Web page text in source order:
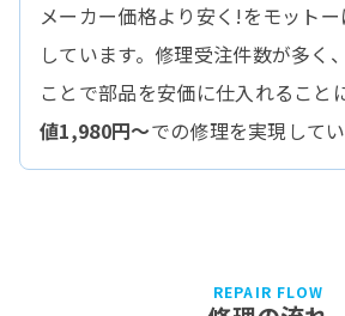
メーカー価格より安く!をモット
しています。修理受注件数が多く
ことで部品を安価に仕入れること
値1,980円〜での修理を実現してい
REPAIR FLOW